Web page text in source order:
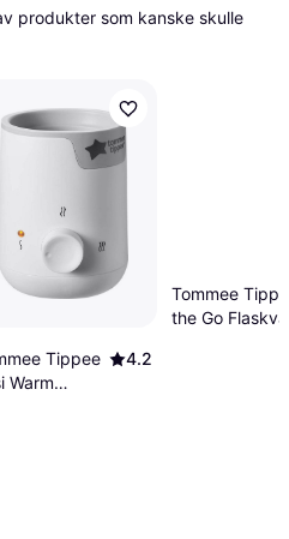
produkter som kanske skulle
Tippee
Warm
4.2
Tommee
the Go